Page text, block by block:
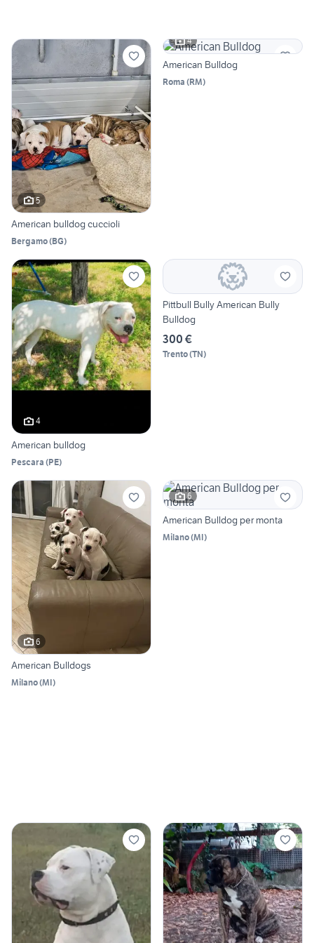
5
American bulldog cuccioli
Bergamo(BG)
4
American Bulldog
Roma (RM)
4
American bulldog
Pescara (PE)
Pittbull Bully American Bully
Bulldog
300 €
Trento(TN)
6
American Bulldogs
Milano(MI)
6
American Bulldog per monta
Milano(MI)